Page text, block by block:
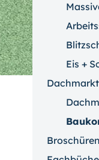
Eis +
Dachmarkt